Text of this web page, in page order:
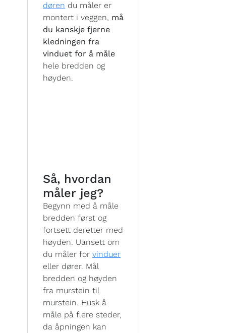
døren du måler er
montert i veggen, må
du kanskje fjerne
kledningen fra
vinduet for å måle
hele bredden og
høyden.
Så, hvordan
måler jeg?
Begynn med å måle
bredden først og
fortsett deretter med
høyden. Uansett om
du måler for vinduer
eller dører. Mål
bredden og høyden
fra murstein til
murstein. Husk å
måle på flere steder,
da åpningen kan